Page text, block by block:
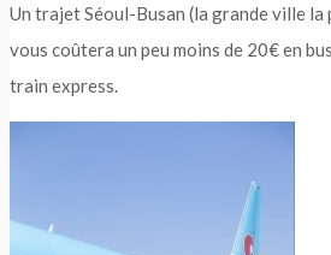
Un trajet Séoul-Busan (la grande ville la
vous coûtera un peu moins de 20€ en
train express.